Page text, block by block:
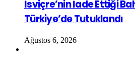
İsviçre’nin İade Ettiği
Türkiye’de Tutuklandı
Ağustos 6, 2026